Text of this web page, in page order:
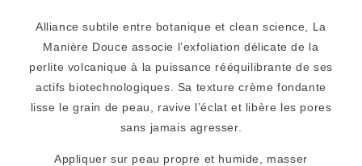
Alliance subtile entre botanique et clean science, La
Manière Douce associe l’exfoliation délicate de la
perlite volcanique à la puissance rééquilibrante de ses
actifs biotechnologiques. Sa texture crème fondante
lisse le grain de peau, ravive l’éclat et libère les pores
sans jamais agresser.
Appliquer sur peau propre et humide, masser